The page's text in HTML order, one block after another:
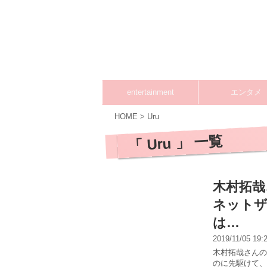
entertainment エンタメ
HOME > Uru
「 Uru 」 一覧
木村拓
ネット
は…
2019/11/05
木村拓哉さん
のに先駆けて